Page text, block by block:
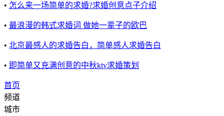
• 怎么来一场简单的求婚?求婚创意点子介绍
• 最浪漫的韩式求婚词 做她一辈子的欧巴
• 北京最感人的求婚告白，简单感人求婚告白
• 即简单又充满创意的中秋ktv求婚策划
首页
频道
城市